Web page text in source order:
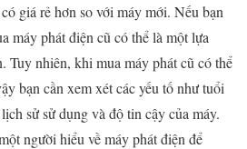
giá rẻ hơn so với máy mới. Nếu bạn
máy phát điện cũ có thể là một lựa
Tuy nhiên, khi mua máy phát cũ có thể
bạn cần xem xét các yếu tố như tuổi
sử sử dụng và độ tin cậy của máy.
người hiểu về máy phát điện để